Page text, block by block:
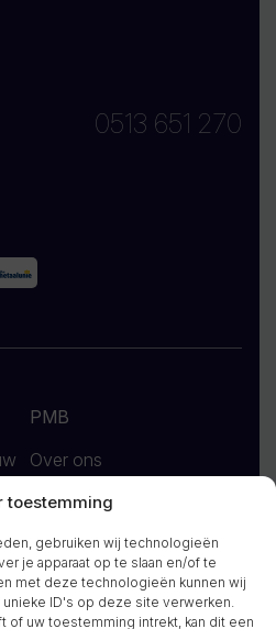
toestemming
gebruiken wij technologieën
je apparaat op te slaan en/of te
met deze technologieën kunnen wij
ID's op deze site verwerken.
uw toestemming intrekt, kan dit een
0513 651 270
PMB
Over ons
Nieuws
Contact
Projecten